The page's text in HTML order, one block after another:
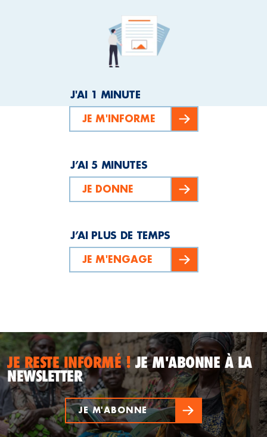
J'AI 1 MINUTE
JE M'INFORME
J’AI 5 MINUTES
JE DONNE
J’AI PLUS DE TEMPS
JE M'ENGAGE
JE RESTE INFORMÉ !JE M'ABONNE À LA
NEWSLETTER
JE M'ABONNE